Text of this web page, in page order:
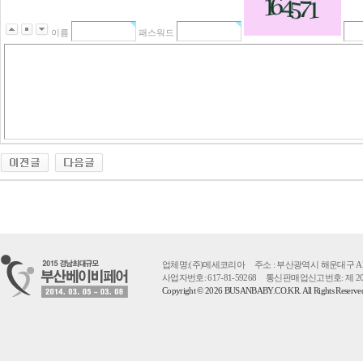
이름 패스워드
업체명:(주)메세코리아 주소 : 부산광역시 해운대구
사업자번호: 617-81-59268 통신판매업신고번호: 제
Copyright © 2026 BUSANBABY.CO.KR. All Rights